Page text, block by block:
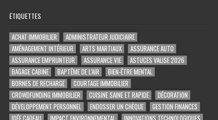
ÉTIQUETTES
ACHAT IMMOBILIER
ADMINISTRATEUR JUDICIAIRE
AMÉNAGEMENT INTÉRIEUR
ARTS MARTIAUX
ASSURANCE AUTO
ASSURANCE EMPRUNTEUR
ASSURANCE VIE
ASTUCES VALISE 2026
BAGAGE CABINE
BAPTÊME DE L'AIR
BIEN-ÊTRE MENTAL
BORNES DE RECHARGE
COURTAGE IMMOBILIER
CROWDFUNDING IMMOBILIER
CUISINE SAINE ET RAPIDE
DÉCORATION
DÉVELOPPEMENT PERSONNEL
ENDOSSER UN CHÈQUE
GESTION FINANCES
IDÉE CADEAU
IMPACT ENVIRONNEMENTAL
INNOVATIONS TECHNOLOGIQUES